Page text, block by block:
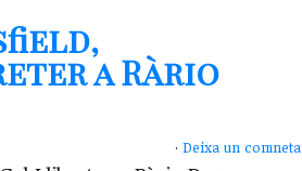
a Ràrio
· Deixa un